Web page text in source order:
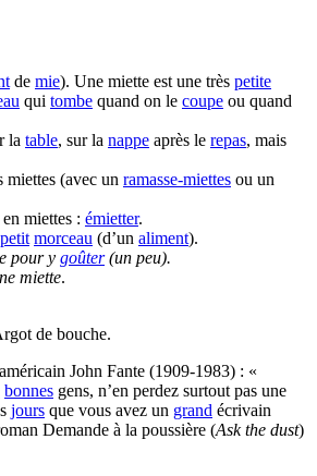
de mie). Une miette est une très petite
qui tombe quand on le coupe ou quand
la table, sur la nappe après le repas, mais
miettes (avec un ramasse-miettes ou un
en miettes : émietter.
petit morceau (d’un aliment).
pour y goûter(un peu).
miette.
de bouche.
John Fante (1909-1983) : «
bonnes gens, n’en perdez surtout pas une
jours que vous avez un grand écrivain
Demande à la poussière (Ask the dust)